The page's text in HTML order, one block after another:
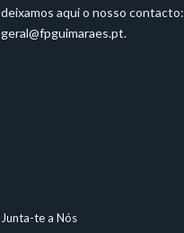
deixamos aqui o nosso contacto:
geral@fpguimaraes.pt.
Junta-te a Nós